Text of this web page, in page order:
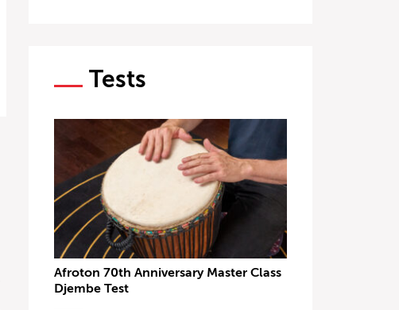
Tests
Afroton 70th Anniversary Master Class
Djembe Test